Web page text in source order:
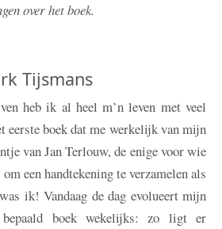
over het boek.
Tijsmans
heb ik al heel m’n leven met veel
eerste boek dat me werkelijk van mijn
van Jan Terlouw, de enige voor wie
een handtekening te verzamelen als
ik! Vandaag de dag evolueert mijn
boek wekelijks: zo ligt er